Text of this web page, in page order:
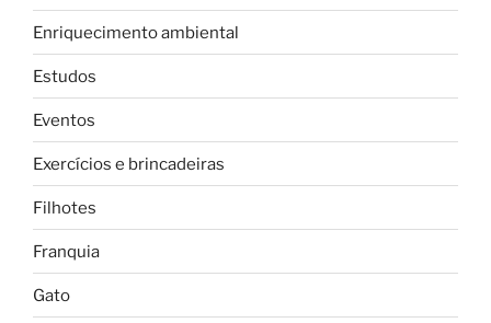
Enriquecimento ambiental
Estudos
Eventos
Exercícios e brincadeiras
Filhotes
Franquia
Gato